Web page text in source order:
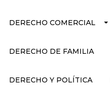
DERECHO COMERCIAL
DERECHO DE FAMILIA
DERECHO Y POLÍTICA